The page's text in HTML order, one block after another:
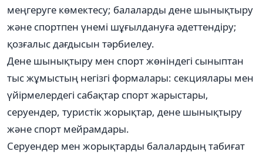
меңгеруге көмектесу; балаларды дене шынықтыру
және спортпен үнемі шұғылдануға әдеттендіру;
қозғалыс дағдысын тәрбиелеу.
Дене шынықтыру мен спорт жөніндегі сыныптан
тыс жұмыстың негізгі формалары: секциялары мен
үйірмелердегі сабақтар спорт жарыстары,
серуендер, туристік жорықтар, дене шынықтыру
және спорт мейрамдары.
Серуендер мен жорықтарды балалардың табиғат